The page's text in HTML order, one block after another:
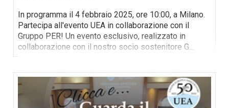
In programma il 4 febbraio 2025, ore 10:00, a Milano.
Partecipa all'evento UEA in collaborazione con il
Gruppo PER! Un evento esclusivo, realizzato in
collaborazione con il nostro socio sostenitore G...